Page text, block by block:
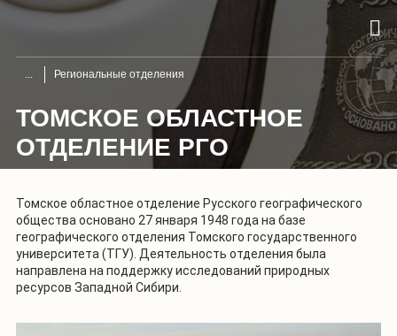
Региональные отделения
ТОМСКОЕ ОБЛАСТНОЕ
ОТДЕЛЕНИЕ РГО
Томское областное отделение Русского географического
общества основано 27 января 1948 года на базе
географического отделения Томского государственного
университета (ТГУ). Деятельность отделения была
направлена на поддержку исследований природных
ресурсов Западной Сибири.